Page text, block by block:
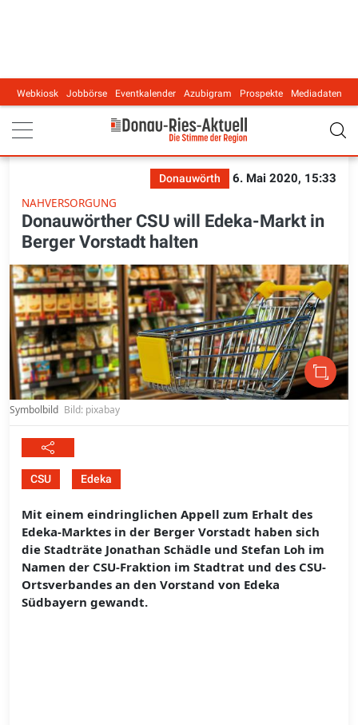
Main navigation
Webkiosk Jobbörse Eventkalender Azubigram Prospekte Mediadaten
Donauwörth
6. Mai 2020, 15:33
NAHVERSORGUNG
Donauwörther CSU will Edeka-Markt in
Berger Vorstadt halten
Symbolbild Bild: pixabay
CSU Edeka
Mit einem eindringlichen Appell zum Erhalt des
Edeka-Marktes in der Berger Vorstadt haben sich
die Stadträte Jonathan Schädle und Stefan Loh im
Namen der CSU-Fraktion im Stadtrat und des CSU-
Ortsverbandes an den Vorstand von Edeka
Südbayern gewandt.